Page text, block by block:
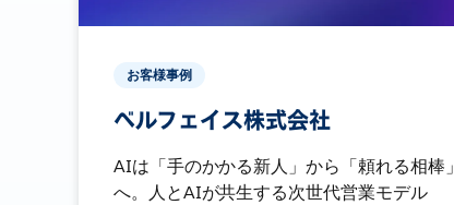
お客様事例
ベルフェイス株式会社
AIは「手のかかる新人」から「頼れる相棒」
へ。人とAIが共生する次世代営業モデル